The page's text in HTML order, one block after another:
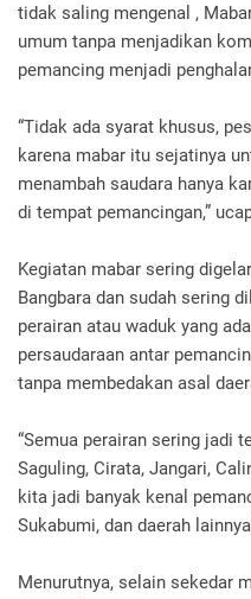
tidak saling mengenal ,
umum tanpa menjadikan
pemancing menjadi
“Tidak ada syarat khusus,
karena mabar itu sejatinya
menambah saudara hanya
di tempat pemancingan,”
Kegiatan mabar sering
Bangbara dan sudah sering
perairan atau waduk yang
persaudaraan antar
tanpa membedakan asal
“Semua perairan sering jadi
Saguling, Cirata, Jangari,
kita jadi banyak kenal
Sukabumi, dan daerah
Menurutnya, selain sekedar